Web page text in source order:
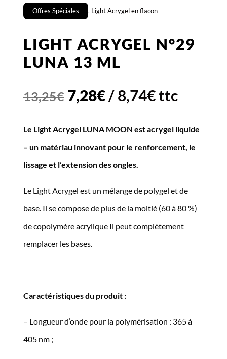
Offres Spéciales
, Light Acrygel en flacon
LIGHT ACRYGEL N°29
LUNA 13 ML
13,25€ Le
initial
était :
13,25€.
7,28€Le
actuel
est :
7,28€.
/8,74€ttc
Le Light Acrygel LUNA MOON est acrygel liquide
– un matériau innovant pour le renforcement, le
lissage et l’extension des ongles.
Le Light Acrygel est un mélange de polygel et de
base. Il se compose de plus de la moitié (60 à 80 %)
de copolymère acrylique Il peut complètement
remplacer les bases.
Caractéristiques du produit :
– Longueur d’onde pour la polymérisation : 365 à
405 nm ;